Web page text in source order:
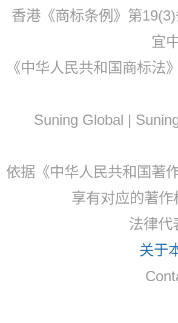
香港《商标条例》第
宜
《中华人民共和国商标
Suning Global |
依据《中华人民共和国著
享有对应的著
法律代
关于